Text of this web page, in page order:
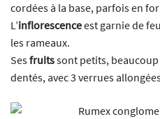
cordées à la base, parfois en
L’inflorescenceest garnie de
les rameaux.
Sesfruitssont petits,
dentés, avec 3 verrues